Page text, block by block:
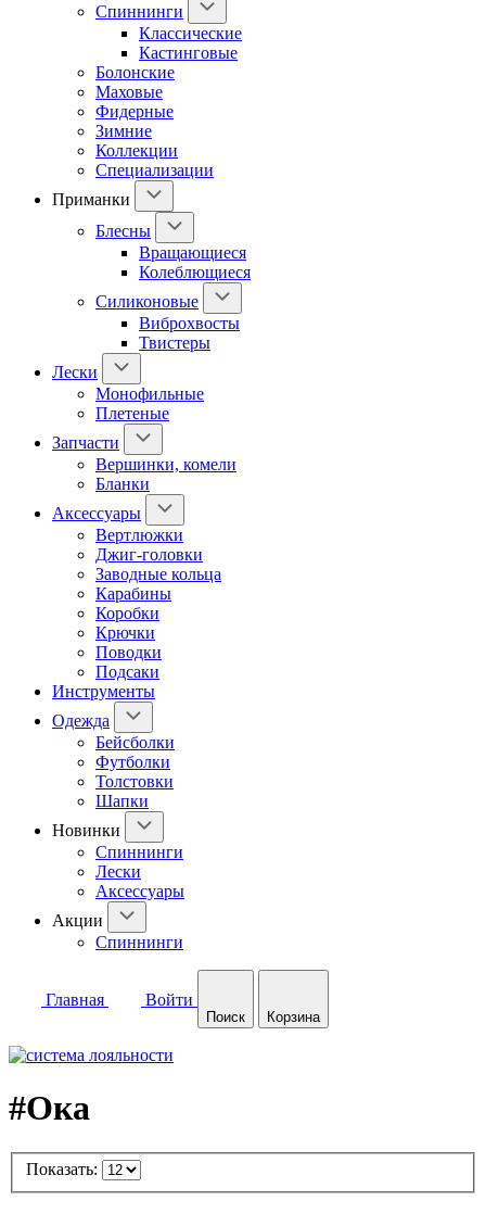
Спиннинги
Классические
Кастинговые
Болонские
Маховые
Фидерные
Зимние
Коллекции
Специализации
Приманки
Блесны
Вращающиеся
Колеблющиеся
Силиконовые
Виброхвосты
Твистеры
Лески
Монофильные
Плетеные
Запчасти
Вершинки, комели
Бланки
Аксессуары
Вертлюжки
Джиг-головки
Заводные кольца
Карабины
Коробки
Крючки
Поводки
Подсаки
Инструменты
Одежда
Бейсболки
Футболки
Толстовки
Шапки
Новинки
Спиннинги
Лески
Аксессуары
Акции
Спиннинги
Главная Войти
Поиск Корзина
#Ока
Показать: